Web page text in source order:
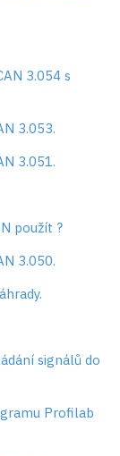
3.054 s
3.053.
3.051.
použít ?
3.050.
signálů do
Profilab